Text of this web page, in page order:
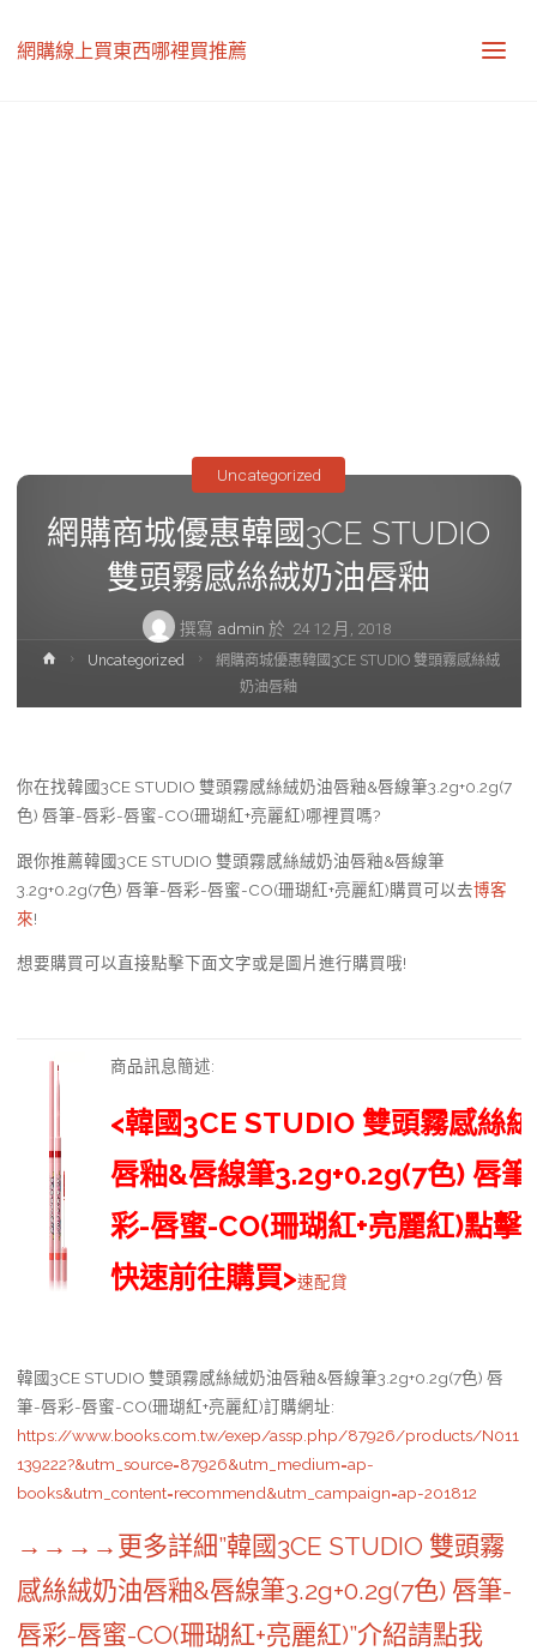
網購線上買東西哪裡買推薦
網購商城優惠韓國3CE STUDIO
雙頭霧感絲絨奶油唇釉
撰寫 admin 於 24 12 月, 2018
Uncategorized
首
Uncategorized
網購商城優惠韓國3CE STUDIO 雙頭霧感絲絨
奶油唇釉
你在找韓國3CE STUDIO 雙頭霧感絲絨奶油唇釉&唇線筆3.2g+0.2g(7
色) 唇筆-唇彩-唇蜜-CO(珊瑚紅+亮麗紅)哪裡買嗎?
跟你推薦韓國3CE STUDIO 雙頭霧感絲絨奶油唇釉&唇線筆
3.2g+0.2g(7色) 唇筆-唇彩-唇蜜-CO(珊瑚紅+亮麗紅)購買可以去博客
來!
想要購買可以直接點擊下面文字或是圖片進行購買哦!
商品訊息簡述:
<韓國3CE STUDIO 雙頭霧感絲
唇釉&唇線筆3.2g+0.2g(7色) 唇
彩-唇蜜-CO(珊瑚紅+亮麗紅)點擊
快速前往購買>速配貸
韓國3CE STUDIO 雙頭霧感絲絨奶油唇釉&唇線筆3.2g+0.2g(7色) 唇
筆-唇彩-唇蜜-CO(珊瑚紅+亮麗紅)訂購網址:
https://www.books.com.tw/exep/assp.php/87926/products/N011
139222?&utm_source=87926&utm_medium=ap-
books&utm_content=recommend&utm_campaign=ap-201812
→→→→更多詳細”韓國3CE STUDIO 雙頭霧
感絲絨奶油唇釉&唇線筆3.2g+0.2g(7色) 唇筆-
唇彩-唇蜜-CO(珊瑚紅+亮麗紅)”介紹請點我